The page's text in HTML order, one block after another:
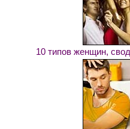
10 типов женщин,